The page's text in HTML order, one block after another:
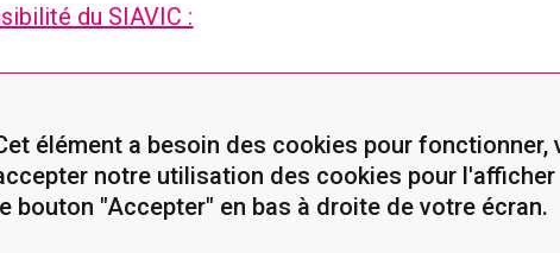
du SIAVIC :
élément a besoin des cookies pour fonctionner,
notre utilisation des cookies pour
bouton "Accepter" en bas à droite de votre écran.